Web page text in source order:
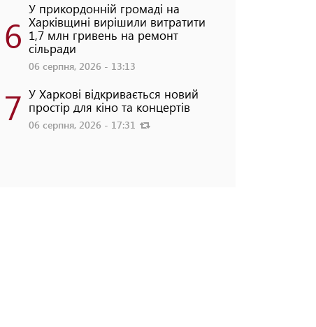
6
У прикордонній громаді на
Харківщині вирішили витратити
1,7 млн гривень на ремонт
сільради
06 серпня, 2026 - 13:13
7 У Харкові відкривається новий
простір для кіно та концертів
06 серпня, 2026 - 17:31